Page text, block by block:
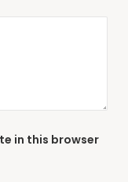
in this browser